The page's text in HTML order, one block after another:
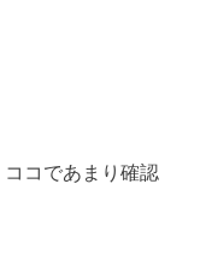
コであまり確認